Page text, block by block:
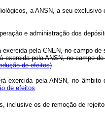
a ANSN, a seu
e administração dos
pela CNEN, no campo
exercida pela ANSN, no campo
de efeitos)
exercida pela ANSN, no
de efeitos
inclusive os de remoção de